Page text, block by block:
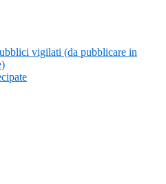
vigilati (da pubblicare in